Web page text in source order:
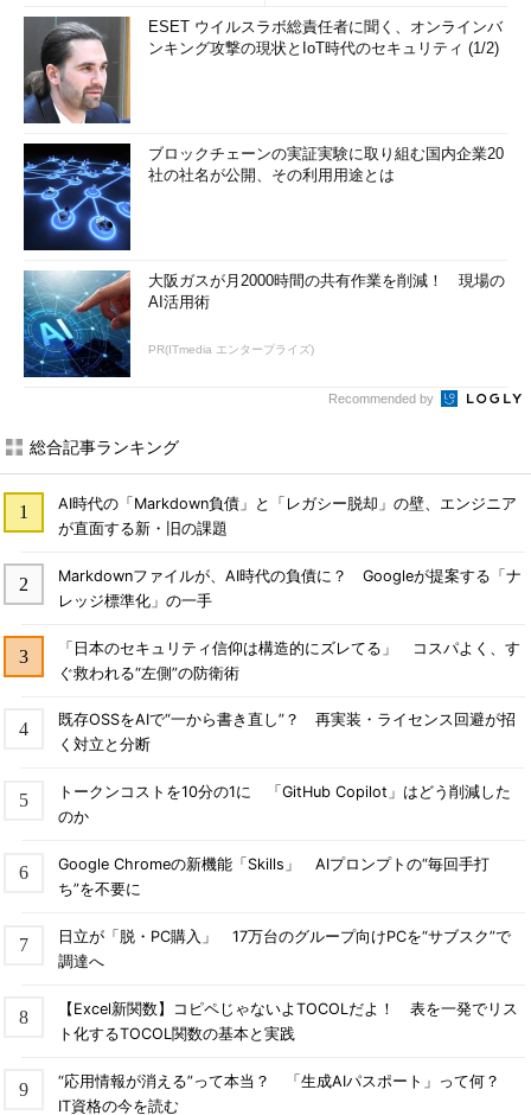
ESET ウイルスラボ総責任者に聞く、オンラインバ
ンキング攻撃の現状とIoT時代のセキュリティ (1/2)
ブロックチェーンの実証実験に取り組む国内企業20
社の社名が公開、その利用用途とは
大阪ガスが月2000時間の共有作業を削減！ 現場の
AI活用術
PR(ITmedia エンタープライズ)
Recommended by
総合記事ランキング
AI時代の「Markdown負債」と「レガシー脱却」の壁、エンジニア
が直面する新・旧の課題
Markdownファイルが、AI時代の負債に？ Googleが提案する「ナ
レッジ標準化」の一手
「日本のセキュリティ信仰は構造的にズレてる」 コスパよく、す
ぐ救われる“左側”の防衛術
既存OSSをAIで“一から書き直し”？ 再実装・ライセンス回避が招
く対立と分断
トークンコストを10分の1に 「GitHub Copilot」はどう削減した
のか
Google Chromeの新機能「Skills」 AIプロンプトの“毎回手打
ち”を不要に
日立が「脱・PC購入」 17万台のグループ向けPCを“サブスク”で
調達へ
【Excel新関数】コピペじゃないよTOCOLだよ！ 表を一発でリス
ト化するTOCOL関数の基本と実践
“応用情報が消える”って本当？ 「生成AIパスポート」って何？
IT資格の今を読む